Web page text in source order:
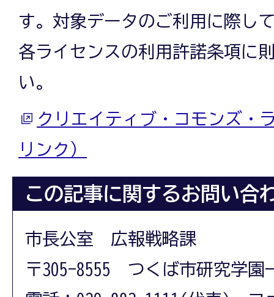
す。対象データのご利用に際し
各ライセンスの利用許諾条項に
い。
クリエイティブ・コモンズ・
リンク）
この記事に関するお問い合
市長公室 広報戦略課
〒305-8555 つくば市研究学園